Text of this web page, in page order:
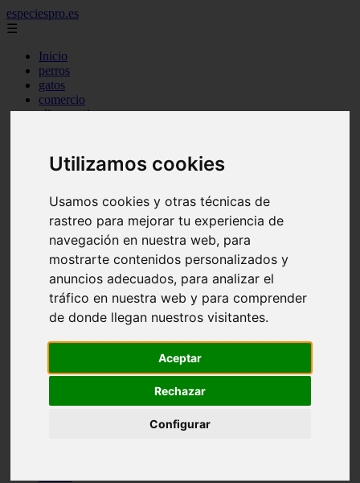
Utilizamos cookies
Usamos cookies y otras técnicas de
rastreo para mejorar tu experiencia de
navegación en nuestra web, para
mostrarte contenidos personalizados y
anuncios adecuados, para analizar el
tráfico en nuestra web y para comprender
de donde llegan nuestros visitantes.
Aceptar
Rechazar
Configurar
especiespro.es
☰
Inicio
perros
gatos
comercio
alimentaci n
salud
tenencia responsable
mantenimiento
aves
marketing
bienestar
peque os mam feros
verano
legislaci n
peluquer a
accesorios
complementos
comportamiento
reptiles